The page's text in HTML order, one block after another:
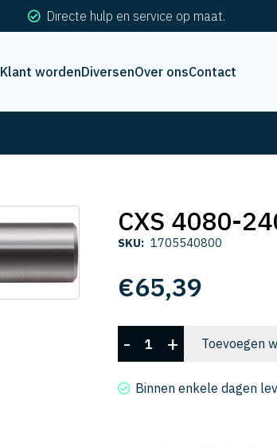
Directe hulp en service op maat.
Klant wordenDiversenOver onsContact
CXS 4080-
SKU: 1705540800
€65,39
4080-
240
- + Toevoegen
Binnen enkele dagen